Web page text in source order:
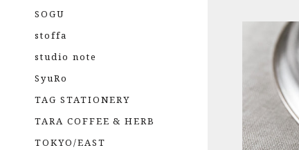
SOGU
stoffa
studio note
SyuRo
TAG STATIONERY
TARA COFFEE & HERB
TOKYO/EAST